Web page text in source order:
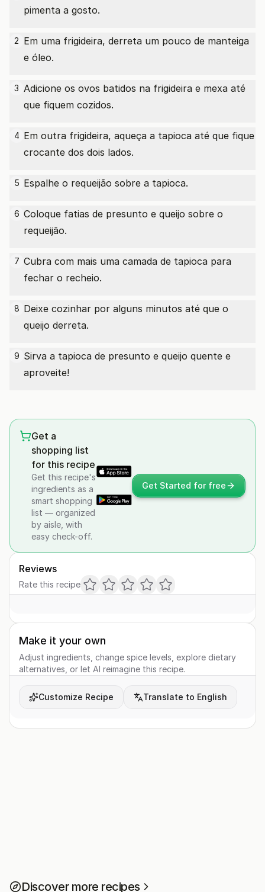
pimenta a gosto.
2 Em uma frigideira, derreta um pouco de manteiga
e óleo.
3 Adicione os ovos batidos na frigideira e mexa até
que fiquem cozidos.
4 Em outra frigideira, aqueça a tapioca até que fique
crocante dos dois lados.
5 Espalhe o requeijão sobre a tapioca.
6 Coloque fatias de presunto e queijo sobre o
requeijão.
7 Cubra com mais uma camada de tapioca para
fechar o recheio.
8 Deixe cozinhar por alguns minutos até que o
queijo derreta.
9 Sirva a tapioca de presunto e queijo quente e
aproveite!
Get a
shopping list
for this recipe
Get this recipe's
ingredients as a
smart shopping
list — organized
by aisle, with
easy check-off.
Get Started for free
Reviews
Rate this recipe
Make it your own
Adjust ingredients, change spice levels, explore dietary
alternatives, or let AI reimagine this recipe.
Customize Recipe Translate to English
Discover more recipes